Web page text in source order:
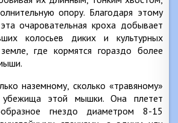
опору. Благодаря этому
очаровательная кроха добывает
колосьев диких и культурных
где кормятся гораздо более
наземному, сколько «травяному»
этой мышки. Она плетет
гнездо диаметром 8-15